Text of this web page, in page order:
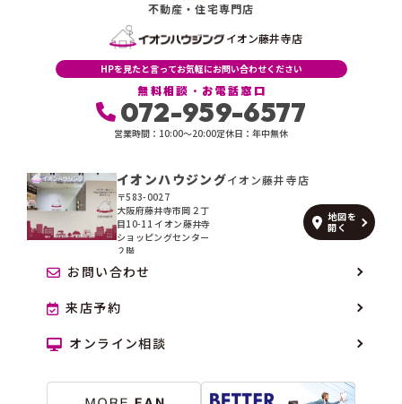
不動産・住宅専門店
イオン藤井寺店
HPを見たと言ってお気軽にお問い合わせください
無料相談・お電話窓口
072-959-6577
営業時間：10:00〜20:00定休日：年中無休
イオンハウジングイオン藤井寺店
〒583-0027
大阪府藤井寺市岡２丁
目10-11 イオン藤井寺
ショッピングセンター
２階
地図を
開く
お問い合わせ
来店予約
オンライン相談